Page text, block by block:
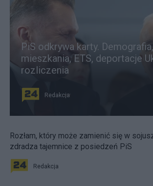
PiS odkrywa karty. Demografia,
mieszkania, ETS, deportacje
rozliczenia
Redakcja
Rozłam, który może zamienić się w
zdradza tajemnice z posiedzeń PiS
Redakcja